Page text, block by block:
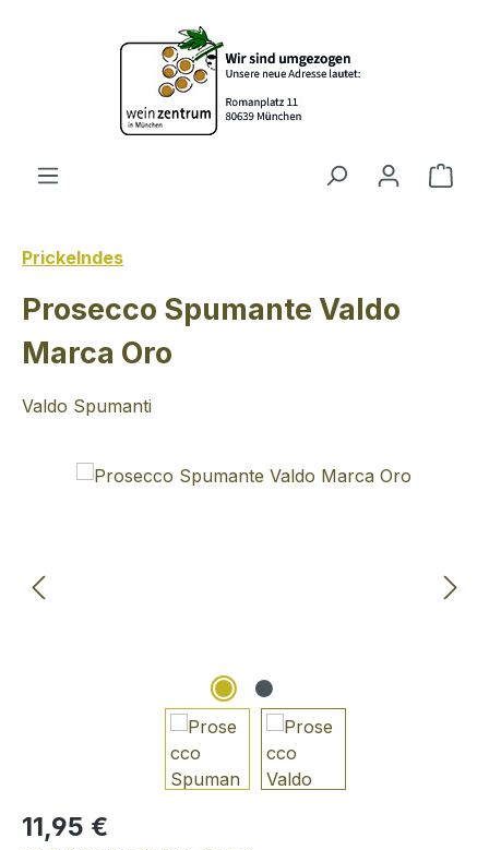
Zum Hauptinhalt springen
Prickelndes
Prosecco Spumante Valdo
Marca Oro
Valdo Spumanti
Bildergalerie überspringen
11,95 €